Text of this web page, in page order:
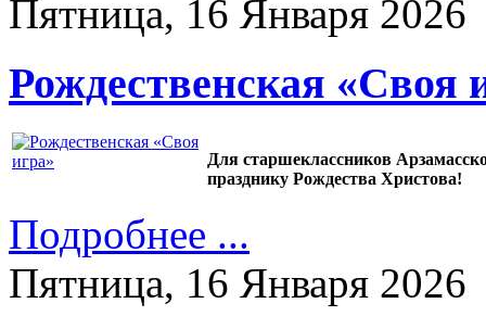
Пятница, 16 Января 2026
Рождественская «Своя
Для старшеклассников
празднику Рождества Христова!
Подробнее ...
Пятница, 16 Января 2026